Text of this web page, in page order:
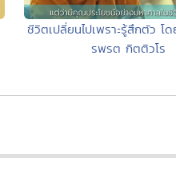
ชีวิตเปลี่ยนไปเพราะรู้สึกตัว โ
รพรต กิตติวโร